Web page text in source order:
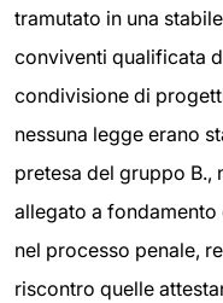
tramutato in una
conviventi qualificata
condivisione di
nessuna legge erano
pretesa del gruppo B.,
allegato a
nel processo penale,
riscontro quelle